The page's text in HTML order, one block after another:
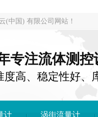
(中国) 有限公司网站！
专注流体测
度高、稳定性好、
计 涡街流量计